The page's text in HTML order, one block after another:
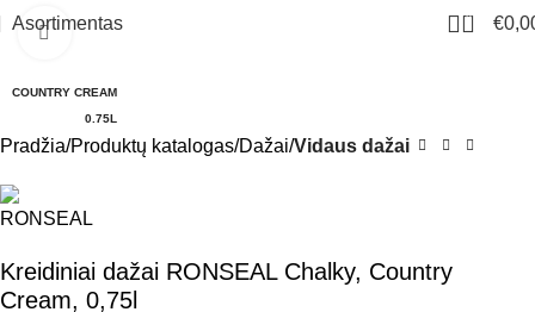
Asortimentas 0 €
COUNTRY CREAM
0.75L
Click to enlarge
Pradžia Produktų katalogas Dažai Vidaus dažai
Kreidiniai dažai RONSEAL Chalky, Country
Cream, 0,75l